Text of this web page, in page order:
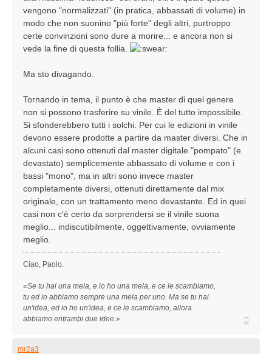
vengono "normalizzati" (in pratica, abbassati di volume) in
modo che non suonino "più forte" degli altri, purtroppo
certe convinzioni sono dure a morire... e ancora non si
vede la fine di questa follia.
Ma sto divagando.
Tornando in tema, il punto è che master di quel genere
non si possono trasferire su vinile. È del tutto impossibile.
Si sfonderebbero tutti i solchi. Per cui le edizioni in vinile
devono essere prodotte a partire da master diversi. Che in
alcuni casi sono ottenuti dal master digitale "pompato" (e
devastato) semplicemente abbassato di volume e con i
bassi "mono", ma in altri sono invece master
completamente diversi, ottenuti direttamente dal mix
originale, con un trattamento meno devastante. Ed in quei
casi non c'è certo da sorprendersi se il vinile suona
meglio... indiscutibilmente, oggettivamente, ovviamente
meglio.
Ciao, Paolo.
«Se tu hai una mela, e io ho una mela, e ce le scambiamo,
tu ed io abbiamo sempre una mela per uno. Ma se tu hai
un'idea, ed io ho un'idea, e ce le scambiamo, allora
abbiamo entrambi due idee.»
mr2a3